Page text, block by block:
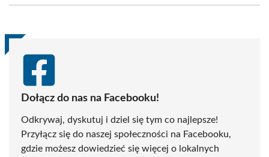
(Twitter)
Dołącz do nas na Facebooku!
Odkrywaj, dyskutuj i dziel się tym co najlepsze!
Przyłącz się do naszej społeczności na Facebooku,
gdzie możesz dowiedzieć się więcej o lokalnych